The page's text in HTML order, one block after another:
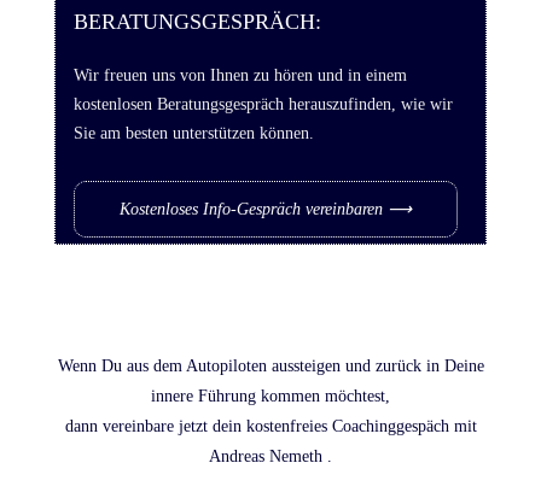
BERATUNGSGESPRÄCH:
Wir freuen uns von Ihnen zu hören und in einem
kostenlosen Beratungsgespräch herauszufinden, wie wir
Sie am besten unterstützen können.
Kostenloses Info-Gespräch vereinbaren ⟶
Wenn Du aus dem Autopiloten aussteigen und zurück in Deine
innere Führung kommen möchtest,
dann vereinbare jetzt dein kostenfreies Coachinggespäch mit
Andreas Nemeth .